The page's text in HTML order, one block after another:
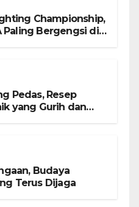
Championship,
Paling Bergengsi di
Pedas, Resep
yang Gurih dan
Budaya
Terus Dijaga